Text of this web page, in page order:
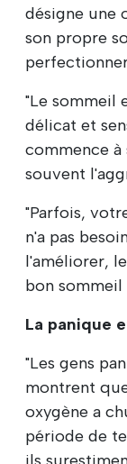
désigne une
son propre
"Le sommeil
délicat et
commence
souvent
"Parfois,
n'a pas
l'améliorer,
bon sommeil
La panique
"Les gens
montrent
oxygène a
période de